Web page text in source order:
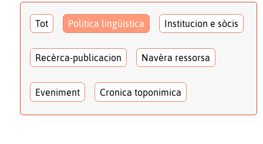
Tot Politica lingüistica Institucion e sòcis
Recèrca-publicacion Navèra ressorsa
Eveniment Cronica toponimica